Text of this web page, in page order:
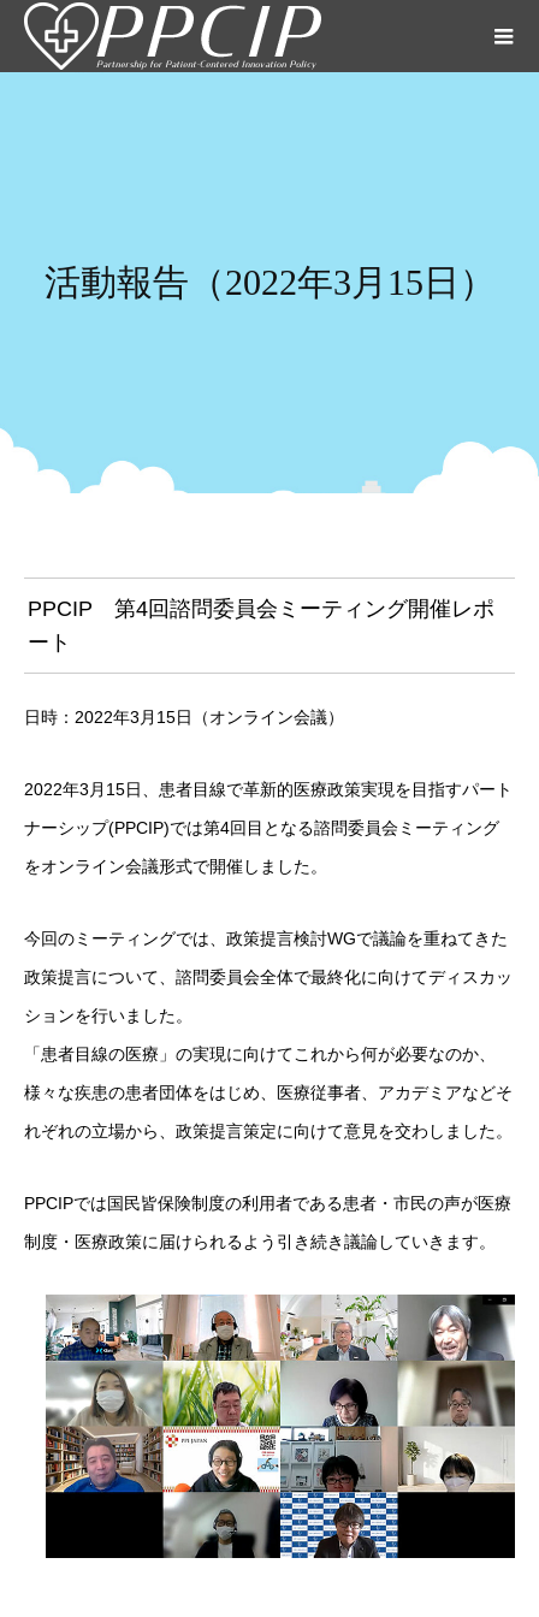
活動報告（2022年3月15日）
PPCIP 第4回諮問委員会ミーティング開催レポ
ート
日時：2022年3月15日（オンライン会議）
2022年3月15日、患者目線で革新的医療政策実現を目指すパート
ナーシップ(PPCIP)では第4回目となる諮問委員会ミーティング
をオンライン会議形式で開催しました。
今回のミーティングでは、政策提言検討WGで議論を重ねてきた
政策提言について、諮問委員会全体で最終化に向けてディスカッ
ションを行いました。
「患者目線の医療」の実現に向けてこれから何が必要なのか、
様々な疾患の患者団体をはじめ、医療従事者、アカデミアなどそ
れぞれの立場から、政策提言策定に向けて意見を交わしました。
PPCIPでは国民皆保険制度の利用者である患者・市民の声が医療
制度・医療政策に届けられるよう引き続き議論していきます。